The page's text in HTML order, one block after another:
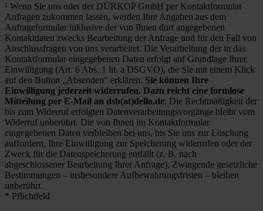
¹ Wenn Sie uns oder der DÜRKOP GmbH per Kontaktformular
Anfragen zukommen lassen, werden Ihre Angaben aus dem
Anfrageformular inklusive der von Ihnen dort angegebenen
Kontaktdaten zwecks Bearbeitung der Anfrage und für den Fall von
Anschlussfragen von uns verarbeitet. Die Verarbeitung der in das
Kontaktformular eingegebenen Daten erfolgt auf Grundlage Ihrer
Einwilligung (Art. 6 Abs. 1 lit. a DSGVO), die Sie mit einem Klick
auf den Button „Absenden" erklären. Sie können Ihre
Einwilligung jederzeit widerrufen. Dazu reicht eine formlose
Mitteilung per E-Mail an dsb(at)dello.de. Die Rechtmäßigkeit der
bis zum Widerruf erfolgten Datenverarbeitungsvorgänge bleibt vom
Widerruf unberührt. Die von Ihnen im Kontaktformular
eingegebenen Daten verbleiben bei uns, bis Sie uns zur Löschung
auffordern, Ihre Einwilligung zur Speicherung widerrufen oder der
Zweck für die Datenspeicherung entfällt (z. B. nach
abgeschlossener Bearbeitung Ihrer Anfrage). Zwingende gesetzliche
Bestimmungen – insbesondere Aufbewahrungsfristen – bleiben
unberührt.
* Pflichtfeld